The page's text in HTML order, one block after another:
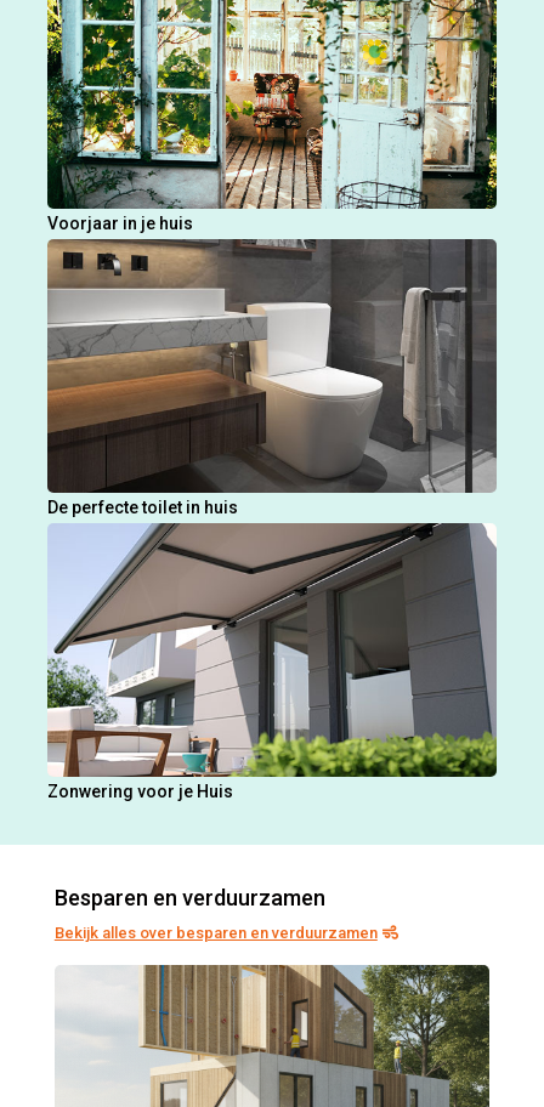
Voorjaar in je huis
De perfecte toilet in huis
Zonwering voor je Huis
Besparen en verduurzamen
Bekijk alles over besparen en verduurzamen